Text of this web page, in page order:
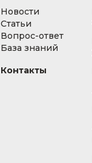
Новости
Статьи
Вопрос-ответ
База знаний
Контакты